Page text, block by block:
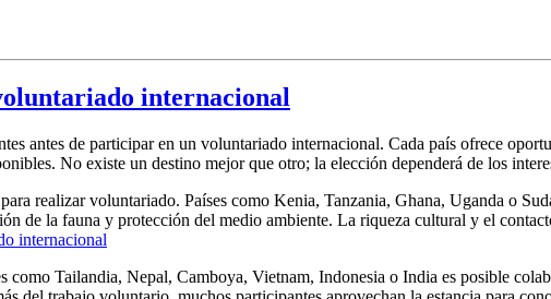
internacional
antes de participar en un voluntariado internacional. Cada país ofrece
No existe un destino mejor que otro; la elección dependerá de los
realizar voluntariado. Países como Kenia, Tanzania, Ghana, Uganda o
de la fauna y protección del medio ambiente. La riqueza cultural y el
internacional
Tailandia, Nepal, Camboya, Vietnam, Indonesia o India es posible